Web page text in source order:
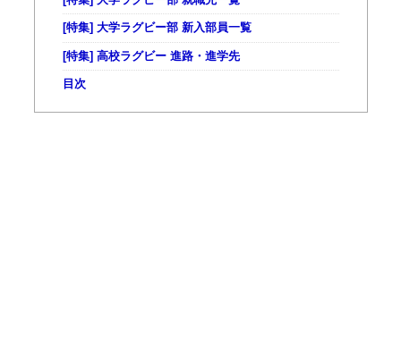
[特集] 大学ラグビー部 新入部員一覧
[特集] 高校ラグビー 進路・進学先
目次